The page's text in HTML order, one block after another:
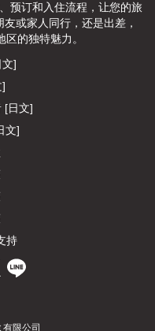
预订和入住流程，让您的旅
或家人同行，还是出差，
的独特魅力。
]
[日文]
文]
持
限公司